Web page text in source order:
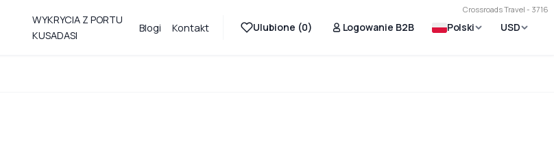
Crossroads Travel - 3716
WYKRYCIA Z PORTU
KUSADASI
Blogi Kontakt Ulubione (0) Logowanie B2B Polski USD